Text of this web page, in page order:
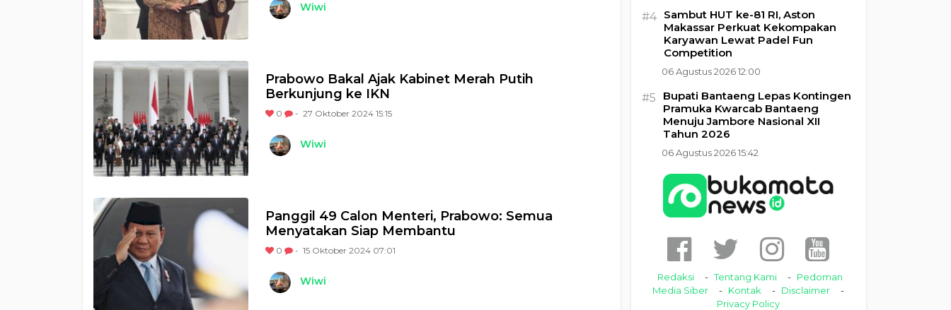
Wiwi
Prabowo Bakal Ajak Kabinet Merah Putih
Berkunjung ke IKN
0 - 27 Oktober 2024 15:15
Wiwi
Panggil 49 Calon Menteri, Prabowo: Semua
Menyatakan Siap Membantu
0 - 15 Oktober 2024 07:01
Wiwi
#4 Sambut HUT ke-81 RI, Aston
Makassar Perkuat Kekompakan
Karyawan Lewat Padel Fun
Competition
06 Agustus 2026 12:00
#5
Bupati Bantaeng Lepas Kontingen
Pramuka Kwarcab Bantaeng
Menuju Jambore Nasional XII
Tahun 2026
06 Agustus 2026 15:42
Redaksi Tentang Kami
Pedoman
Media Siber
Kontak
Disclaimer
Privacy Policy